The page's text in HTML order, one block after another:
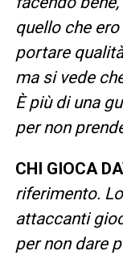
quello che
portare
ma si vede
È più di una
per non
CHI GIOCA
riferimento.
attaccanti
per non dare